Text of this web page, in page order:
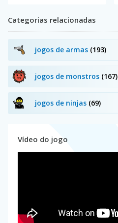
Categorias relacionadas
jogos de armas (193)
jogos de monstros (167)
jogos de ninjas (69)
Vídeo do jogo